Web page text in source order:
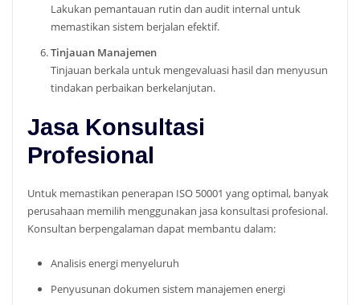
Lakukan pemantauan rutin dan audit internal untuk
memastikan sistem berjalan efektif.
Tinjauan Manajemen
Tinjauan berkala untuk mengevaluasi hasil dan menyusun
tindakan perbaikan berkelanjutan.
Jasa Konsultasi
Profesional
Untuk memastikan penerapan ISO 50001 yang optimal, banyak
perusahaan memilih menggunakan jasa konsultasi profesional.
Konsultan berpengalaman dapat membantu dalam:
Analisis energi menyeluruh
Penyusunan dokumen sistem manajemen energi